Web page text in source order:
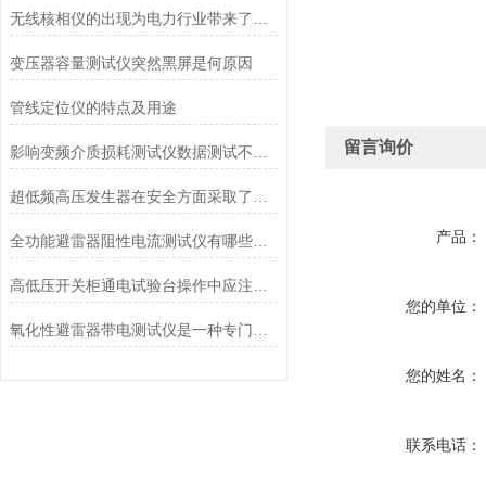
变压器容量测试仪突然黑屏是何原因
管线定位仪的特点及用途
全功能避雷器阻性电流测试仪有哪些特点
留言询价
产品：
您的单位：
您的姓名：
联系电话：